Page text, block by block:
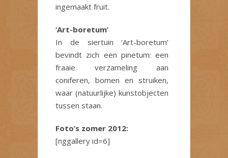
ingemaakt fruit.
‘Art-boretum’
In de siertuin ‘Art-boretum’
bevindt zich een pinetum: een
fraaie verzameling aan
coniferen, bomen en struiken,
waar (natuurlijke) kunstobjecten
tussen staan.
Foto’s zomer 2012:
[nggallery id=6]